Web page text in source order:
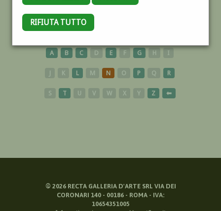
RIFIUTA TUTTO
FUMETTISTI
A B C D E F G H I
J K L M N O P Q R
S T U V W X Y Z ⬅
© 2026RECTA GALLERIA D'ARTE SRL VIA DEI
CORONARI 140 - 00186 - ROMA - IVA:
10654351005